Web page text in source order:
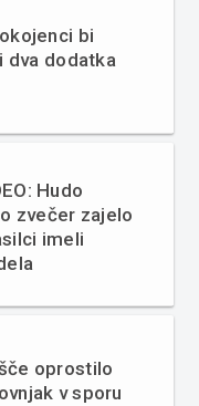
bi
dva dodatka
Hudo
zvečer zajelo
imeli
oprostilo
v sporu